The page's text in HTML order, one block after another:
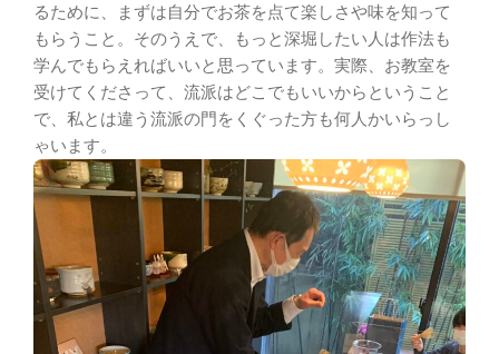
るために、まずは自分でお茶を点て楽しさや味を知って
もらうこと。そのうえで、もっと深堀したい人は作法も
学んでもらえればいいと思っています。実際、お教室を
受けてくださって、流派はどこでもいいからということ
で、私とは違う流派の門をくぐった方も何人かいらっし
ゃいます。